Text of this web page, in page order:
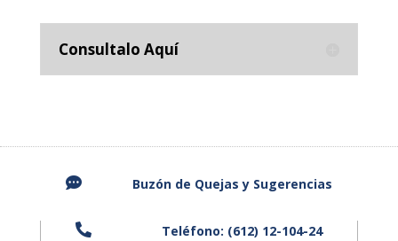
Consultalo Aquí
 Buzón de Quejas y Sugerencias
 Teléfono: (612) 12-104-24